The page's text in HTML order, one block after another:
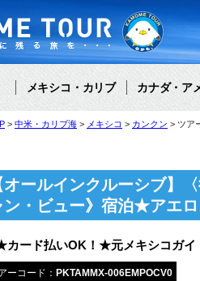
メキシコ・カリブ カナダ・ア
中米・カリブ海 メキシコ カンクン ツア
オールインクルーシブ】
ン・ビュー》宿泊★アエ
ード払いOK！★元メキシコガイ
ーコード： PKTAMMX-006EMPOCV0